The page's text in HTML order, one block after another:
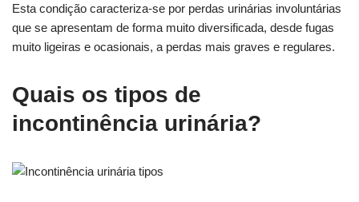
Esta condição caracteriza-se por perdas urinárias involuntárias
que se apresentam de forma muito diversificada, desde fugas
muito ligeiras e ocasionais, a perdas mais graves e regulares.
Quais os tipos de
incontinência urinária?